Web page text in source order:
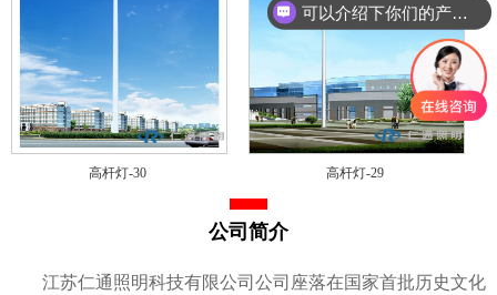
高杆灯-30 高杆灯-29
公司简介
江苏仁通照明科技有限公司公司座落在国家首批历史文化
可以介绍下你们的产品么